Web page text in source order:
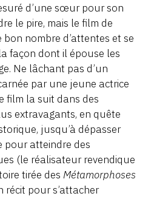
d’une sœur pour son
le pire, mais le film de
nombre d’attentes et se
façon dont il épouse les
Ne lâchant pas d’un
par une jeune actrice
film la suit dans des
extravagants, en quête
jusqu’à dépasser
pour atteindre des
(le réalisateur revendique
tirée des Métamorphoses
récit pour s’attacher